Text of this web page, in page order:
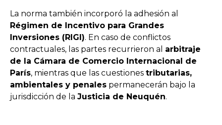
La norma también incorporó la adhesión al
Régimen de Incentivo para Grandes
Inversiones (RIGI). En caso de conflictos
contractuales, las partes recurrieron al arbitraje
de la Cámara de Comercio Internacional de
París, mientras que las cuestiones tributarias,
ambientales y penales permanecerán bajo la
jurisdicción de la Justicia de Neuquén.